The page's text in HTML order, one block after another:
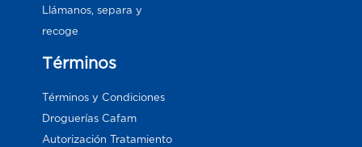
Llámanos, separa y
recoge
Términos
Términos y Condiciones
Droguerías Cafam
Autorización Tratamiento